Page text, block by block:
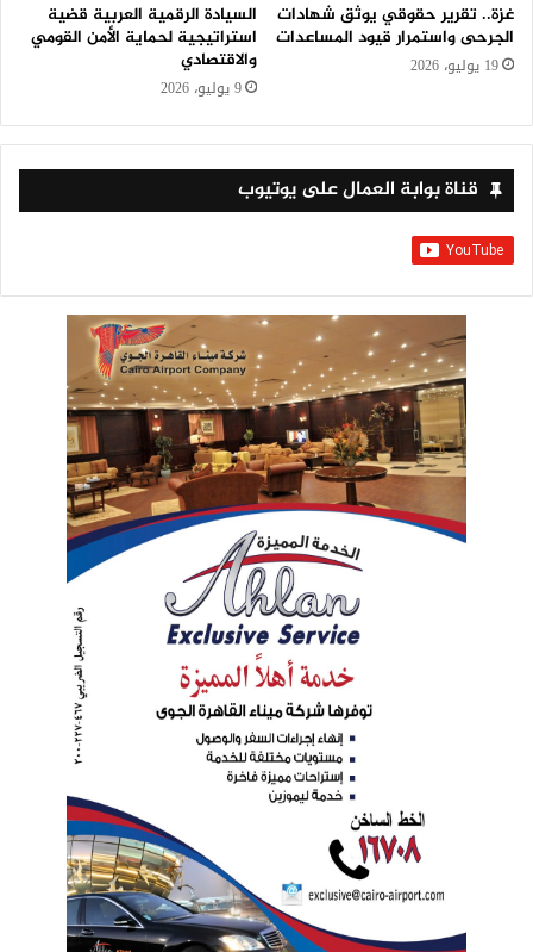
غزة.. تقرير حقوقي يوثق شهادات
الجرحى واستمرار قيود المساعدات
19 يوليو، 2026
السيادة الرقمية العربية قضية
استراتيجية لحماية الأمن القومي
والاقتصادي
9 يوليو، 2026
قناة بوابة العمال على يوتيوب